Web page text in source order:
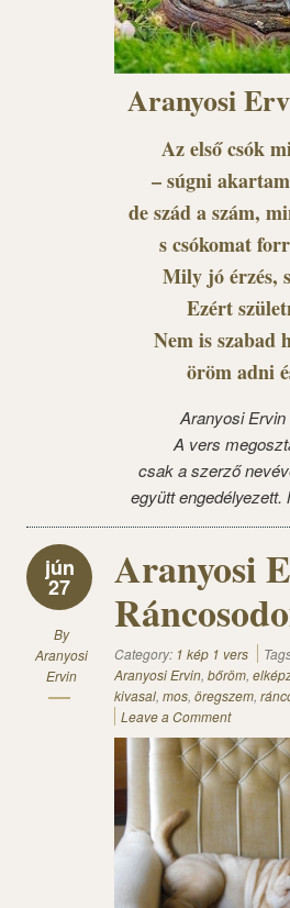
Aranyosi
Az első csók
– súgni
de szád a szám,
s csókomat
Mily jó érzés,
Ezért
Nem is szabad
öröm adni
Aranyosi
A vers
csak a szerző
együtt engedélyezett.
jún
27
By
Aranyosi
Ervin
Aranyosi
Category: 1 kép 1 vers
Aranyosi Ervin, bőröm,
kivasal, mos, öregszem,
Leave a Comment